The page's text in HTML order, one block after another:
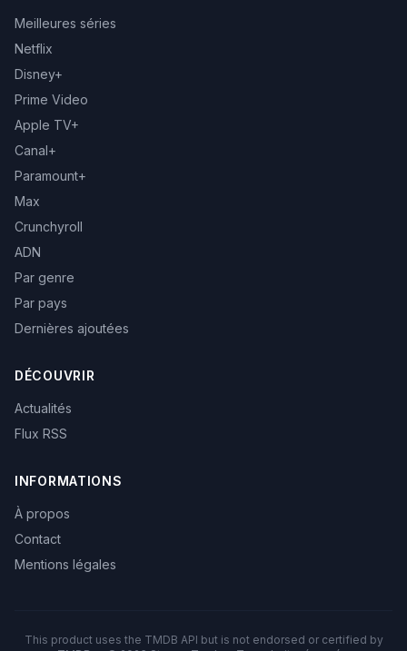
Meilleures séries
Netflix
Disney+
Prime Video
Apple TV+
Canal+
Paramount+
Max
Crunchyroll
ADN
Par genre
Par pays
Dernières ajoutées
DÉCOUVRIR
Actualités
Flux RSS
INFORMATIONS
À propos
Contact
Mentions légales
This product uses the TMDB API but is not endorsed or certified by